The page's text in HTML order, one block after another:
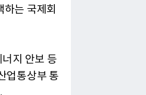
는 국제회
지 안보 등
업통상부 통